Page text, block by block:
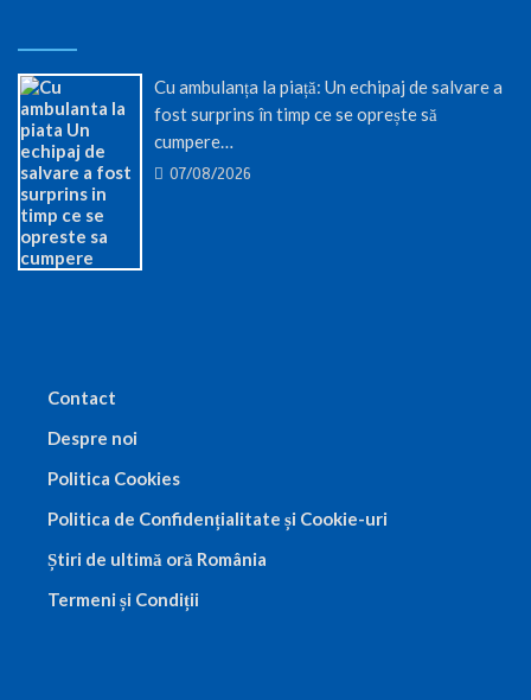
Cu ambulanța la piață: Un echipaj de salvare a
fost surprins în timp ce se oprește să
cumpere…
07/08/2026
Contact
Despre noi
Politica Cookies
Politica de Confidențialitate și Cookie-uri
Știri de ultimă oră România
Termeni și Condiții